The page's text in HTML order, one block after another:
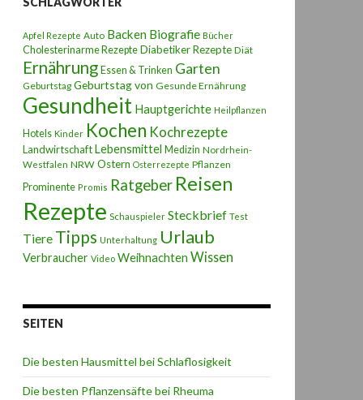
Apfel Rezepte Auto Backen Biografie Bücher
Cholesterinarme Rezepte Diabetiker Rezepte Diät
Ernährung Essen & Trinken Garten
Geburtstag Geburtstag von Gesunde Ernährung
Gesundheit Hauptgerichte Heilpflanzen
Hotels Kinder Kochen Kochrezepte
LandwirtschaftLebensmittel Medizin Nordrhein-
Westfalen NRW Ostern Osterrezepte Pflanzen
Prominente Promis Ratgeber Reisen
Rezepte Schauspieler Steckbrief Test
Tiere Tipps Unterhaltung Urlaub
Verbraucher Video Weihnachten Wissen
SEITEN
Die besten Hausmittel bei Schlaflosigkeit
Die besten Pflanzensäfte bei Rheuma